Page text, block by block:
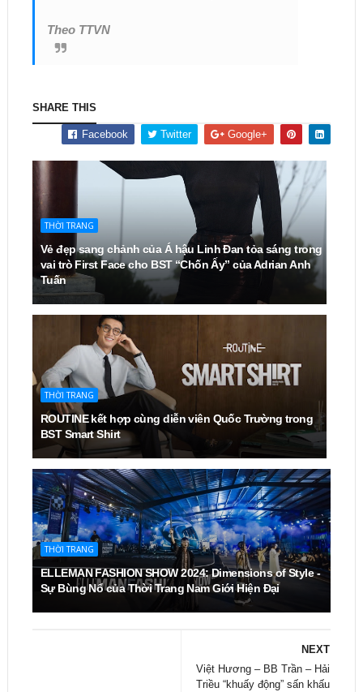
Theo TTVN
SHARE THIS
Facebook Twitter Google+
THỜI TRANG
Vẻ đẹp sang chảnh của Á hậu Linh Đan tỏa sáng trong
vai trò First Face cho BST “Chốn Ấy” của Adrian Anh
Tuấn
THỜI TRANG
ROUTINE kết hợp cùng diễn viên Quốc Trường trong
BST Smart Shirt
THỜI TRANG
ELLEMAN FASHION SHOW 2024: Dimensions of Style -
Sự Bùng Nổ của Thời Trang Nam Giới Hiện Đại
NEXT
Việt Hương – BB Trần – Hải
Triều “khuấy động” sấn khấu